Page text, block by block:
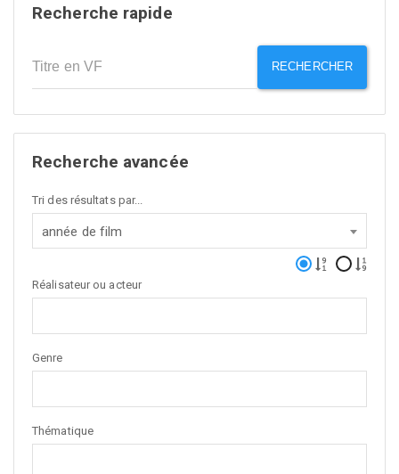
Recherche rapide
RECHERCHER
Recherche avancée
Tri des résultats par...
année de film
Réalisateur ou acteur
Genre
Thématique